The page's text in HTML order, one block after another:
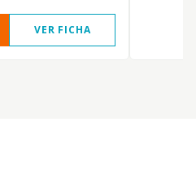
VER FICHA